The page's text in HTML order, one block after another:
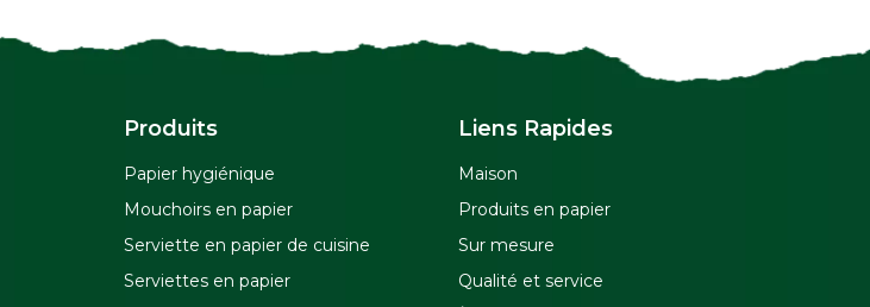
Produits
Papier hygiénique
Mouchoirs en papier
Serviette en papier de cuisine
Serviettes en papier
Liens Rapides
Maison
Produits en papier
Sur mesure
Qualité et service